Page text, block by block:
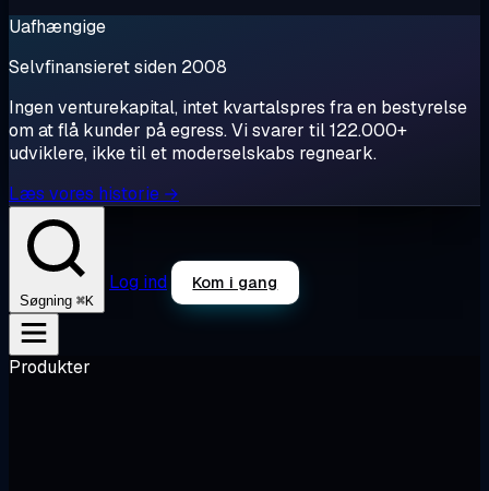
Uafhængige
Selvfinansieret siden 2008
Ingen venturekapital, intet kvartalspres fra en bestyrelse
om at flå kunder på egress. Vi svarer til 122.000+
udviklere, ikke til et moderselskabs regneark.
Læs vores historie →
Søgning ⌘K
Log ind Kom i gang
Produkter